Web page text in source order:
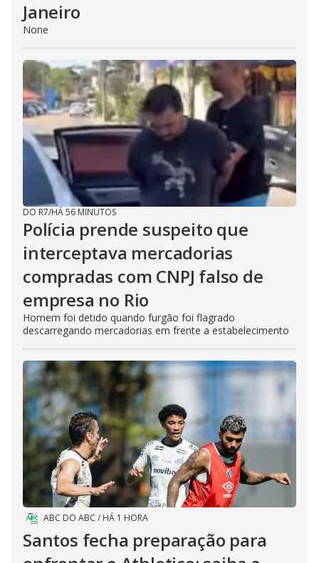
Janeiro
None
DO R7/HÁ 56 MINUTOS
Polícia prende suspeito que
interceptava mercadorias
compradas com CNPJ falso de
empresa no Rio
Homem foi detido quando furgão foi flagrado
descarregando mercadorias em frente a estabelecimento
ABC DO ABC / HÁ 1 HORA
Santos fecha preparação para